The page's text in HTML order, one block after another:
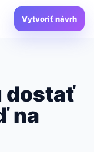
Vytvoriť návrh
dostať
na